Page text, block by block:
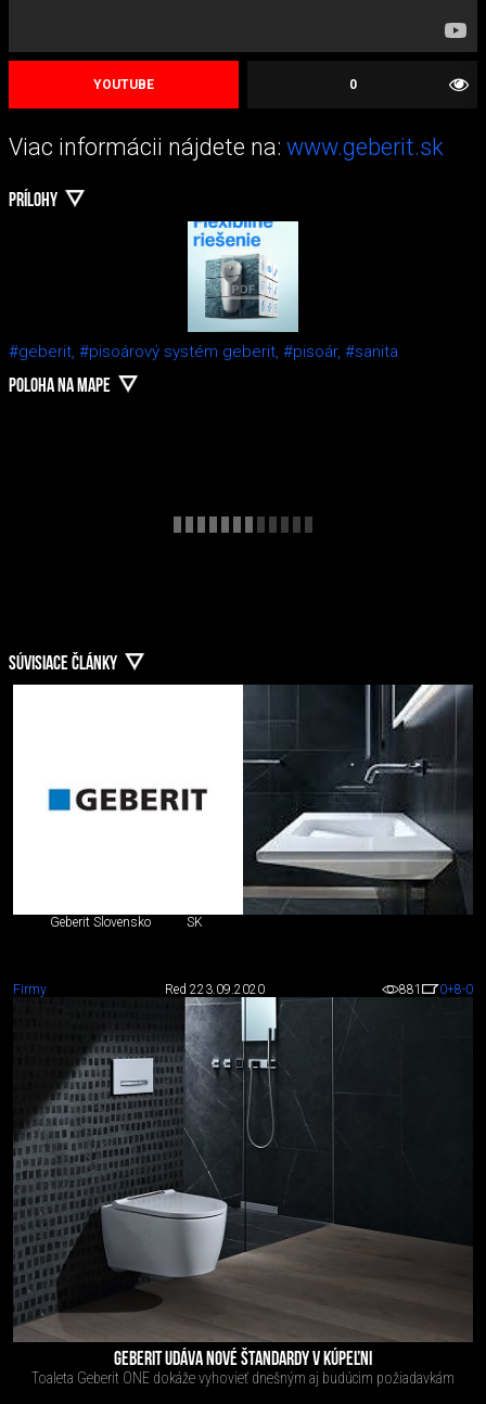
0
YOUTUBE
Viac informácii nájdete na: www.geberit.sk
PRÍLOHY
#geberit, #pisoárový systém geberit, #pisoár, #sanita
POLOHA NA MAPE
SÚVISIACE ČLÁNKY
Geberit Slovensko SK
Firmy Red 223.09.2020 881 0+8-0
GEBERIT UDÁVA NOVÉ ŠTANDARDY V KÚPEĽNI
Toaleta Geberit ONE dokáže vyhovieť dnešným aj budúcim požiadavkám